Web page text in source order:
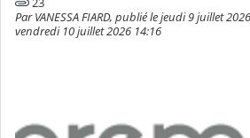
Par VANESSA FIARD, publié le jeudi 9 juillet
vendredi 10 juillet 2026 14:16